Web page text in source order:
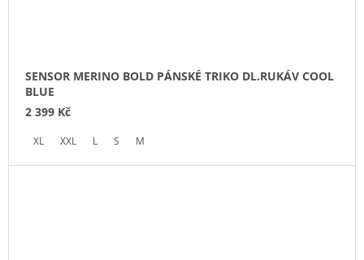
SENSOR MERINO BOLD PÁNSKÉ TRIKO DL.RUKÁV COOL
BLUE
2 399 Kč
XL XXL L S M